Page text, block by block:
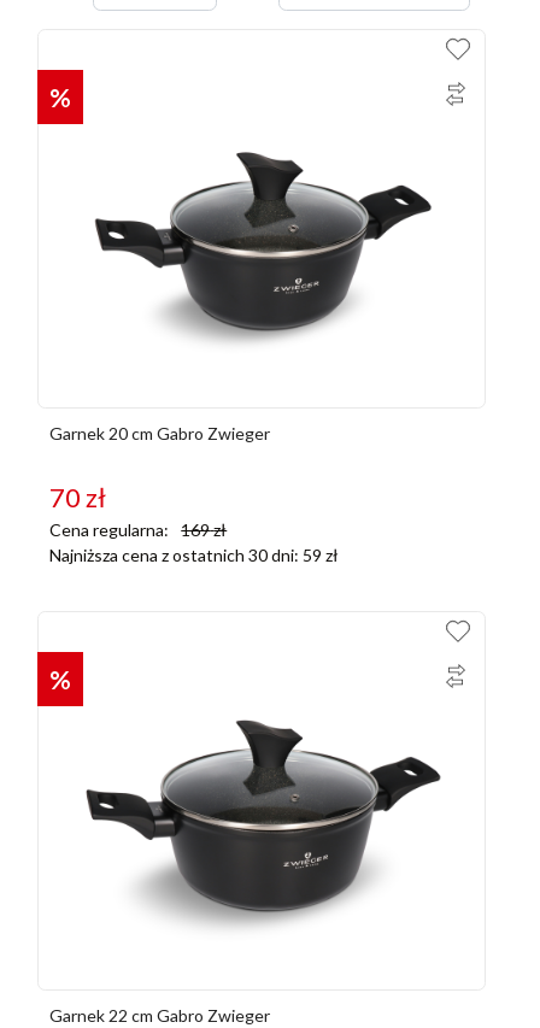
%
Garnek 20 cm Gabro Zwieger
70zł
Cena regularna: 169zł
Najniższa cena z ostatnich 30 dni: 59 zł
%
Garnek 22 cm Gabro Zwieger